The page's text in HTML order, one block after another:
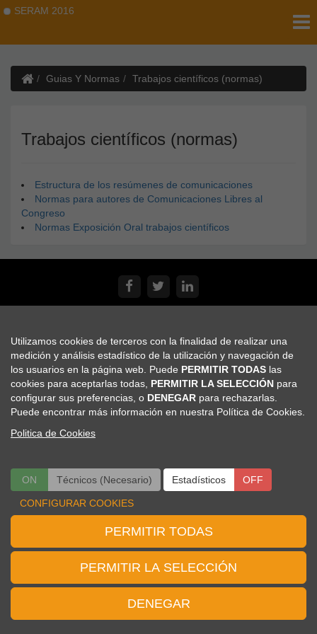
SERAM 2016
Guias Y Normas Trabajos científicos (normas)
Trabajos científicos (normas)
Estructura de los resúmenes de comunicaciones
Normas para autores de Comunicaciones Libres al
Congreso
Normas Exposición Oral trabajos científicos
seram@viajeseci.es
seram.inscripciones@viajeseci.es
seram.hoteles@viajeseci.es
seram.expo@viajeseci.es
Utilizamos cookies de terceros con la finalidad de realizar una
medición y análisis estadístico de la utilización y navegación de
los usuarios en la página web. Puede PERMITIR TODAS las
cookies para aceptarlas todas, PERMITIR LA SELECCIÓN para
configurar sus preferencias, o DENEGAR para rechazarlas.
Puede encontrar más información en nuestra Política de Cookies.
Politica de Cookies
ON Técnicos (Necesario) OFF
ON Estadísticos OFF
CONFIGURAR COOKIES
PERMITIR TODAS
PERMITIR LA SELECCIÓN
DENEGAR